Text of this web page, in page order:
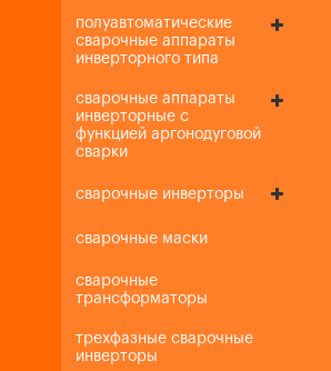
полуавтоматические
сварочные аппараты
инверторного типа
сварочные аппараты
инверторные с
функцией аргонодуговой
сварки
сварочные инверторы
сварочные маски
сварочные
трансформаторы
трехфазные сварочные
инверторы